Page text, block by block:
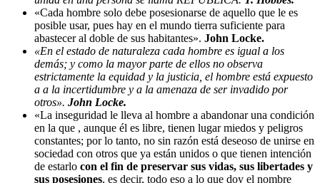
«Cada hombre solo debe posesionarse de aquello que le es
posible usar, pues hay en el mundo tierra suficiente para
abastecer al doble de sus habitantes». John Locke.
«En el estado de naturaleza cada hombre es igual a los
demás; y como la mayor parte de ellos no observa
estrictamente la equidad y la justicia, el hombre está expuesto
a a la incertidumbre y a la amenaza de ser invadido por
otros». John Locke.
«La inseguridad le lleva al hombre a abandonar una condición
en la que , aunque él es libre, tienen lugar miedos y peligros
constantes; por lo tanto, no sin razón está deseoso de unirse en
sociedad con otros que ya están unidos o que tienen intención
de estarlo con el fin de preservar sus vidas, sus libertades y
sus posesiones, es decir, todo eso a lo que doy el nombre